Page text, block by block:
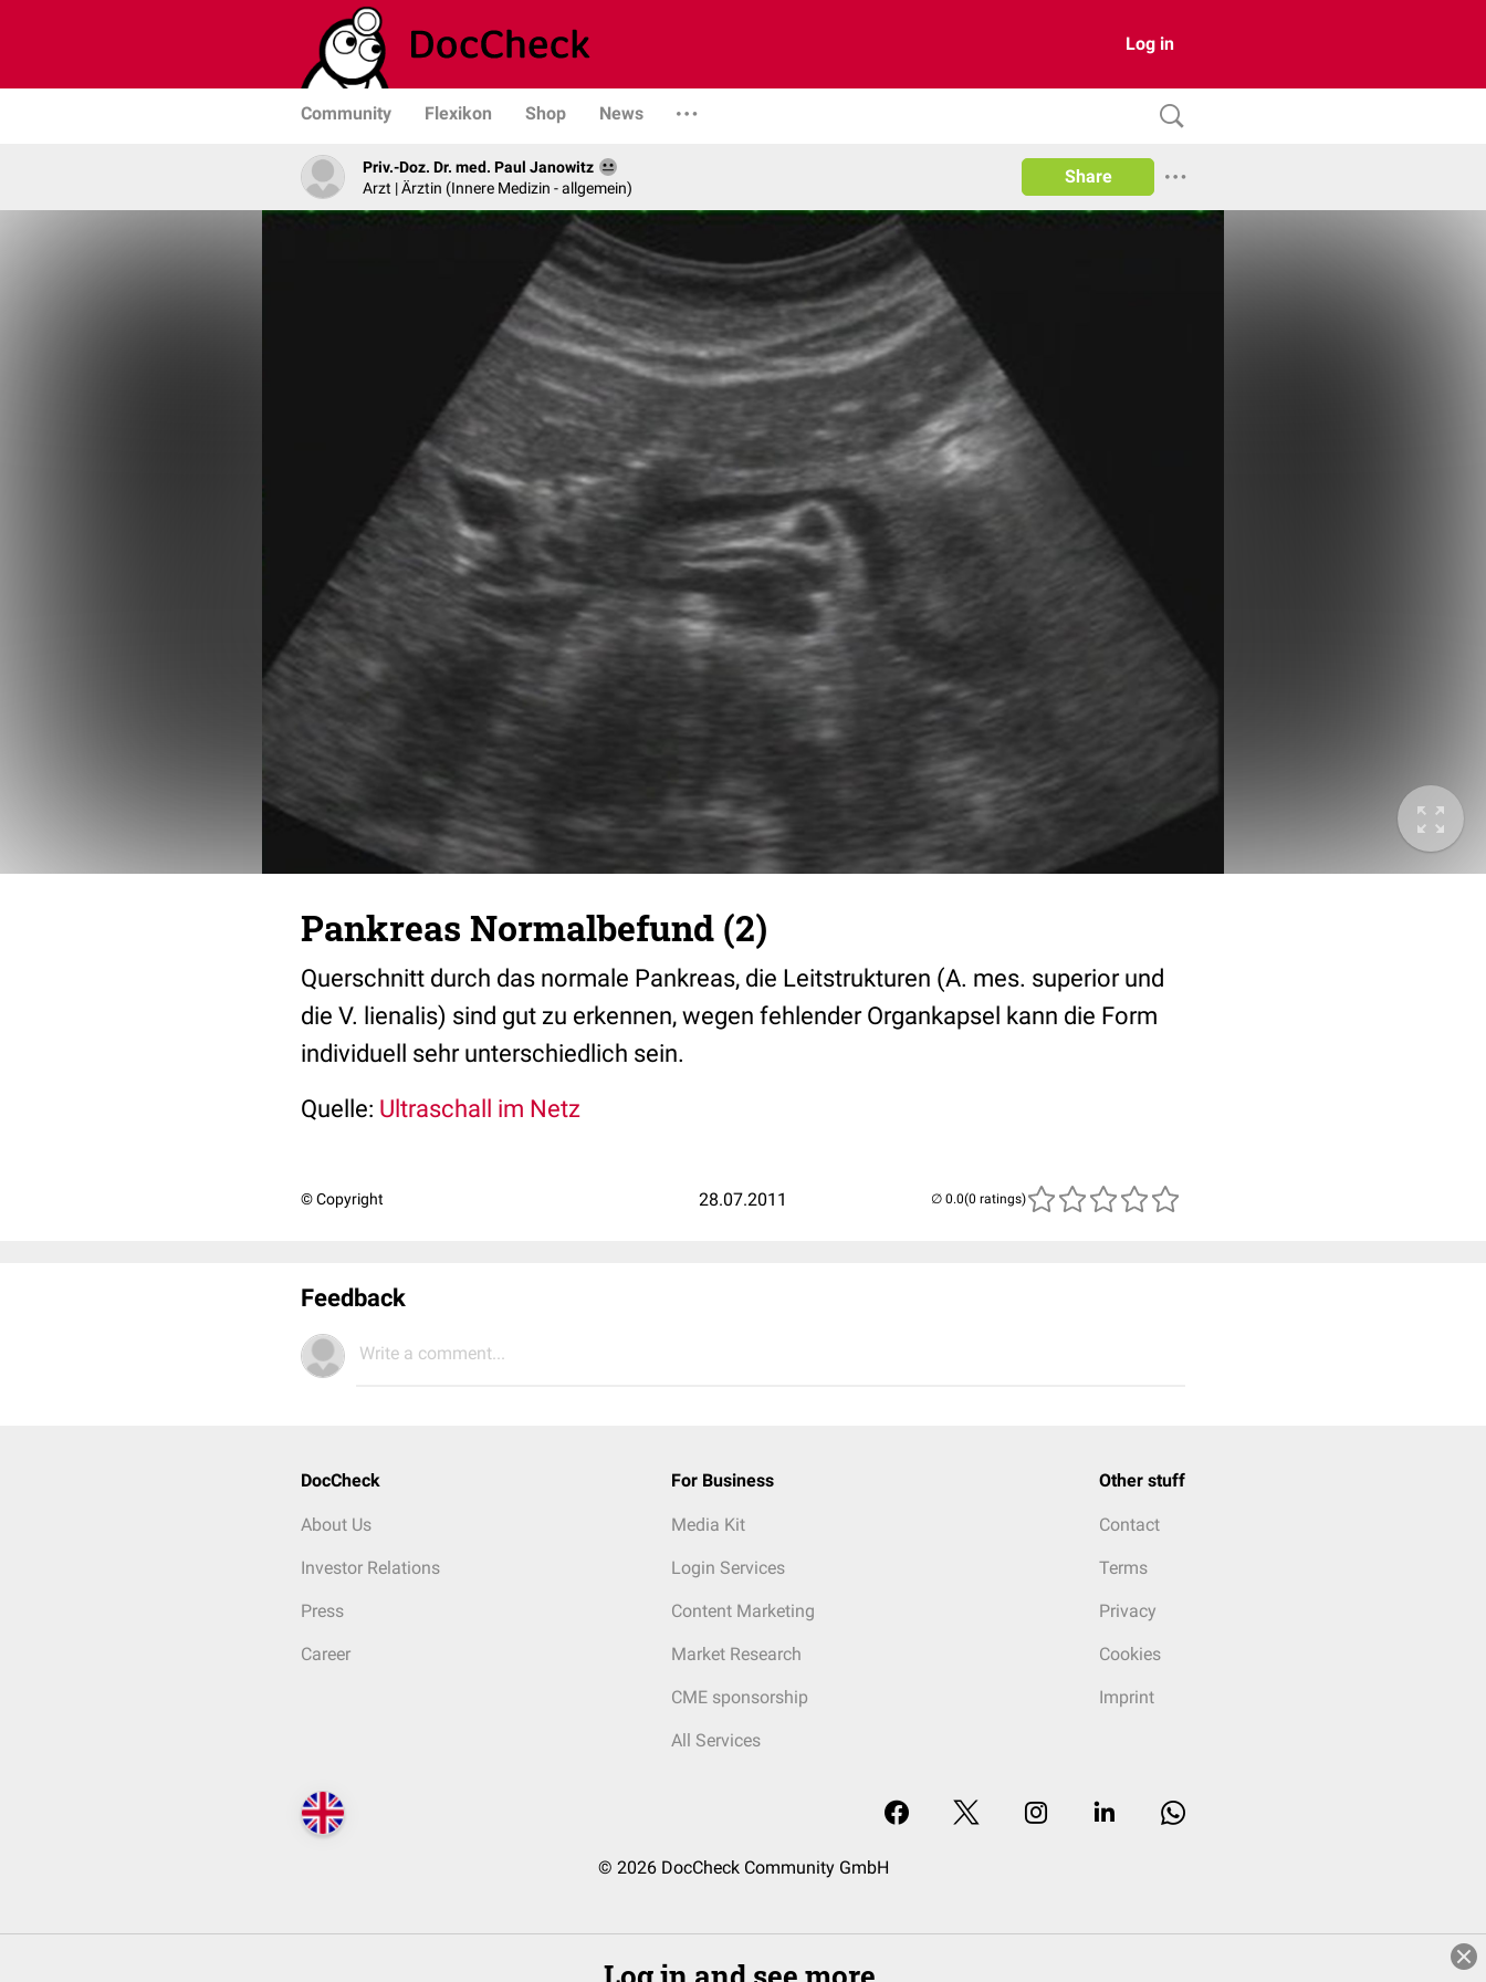
Log in
Community Flexikon Shop News
Priv.-Doz. Dr. med. Paul Janowitz
Arzt | Ärztin (Innere Medizin - allgemein)
Share
Pankreas Normalbefund (2)
Querschnitt durch das normale Pankreas, die Leitstrukturen (A. mes. superior und
die V. lienalis) sind gut zu erkennen, wegen fehlender Organkapsel kann die Form
individuell sehr unterschiedlich sein.
Quelle: Ultraschall im Netz
© Copyright 28.07.2011 (0 ratings)
Feedback
Write a comment...
DocCheck
About Us
Investor Relations
Press
Career
For Business
Media Kit
Login Services
Content Marketing
Market Research
CME sponsorship
All Services
Other stuff
Contact
Terms
Privacy
Cookies
Imprint
© 2026 DocCheck Community GmbH